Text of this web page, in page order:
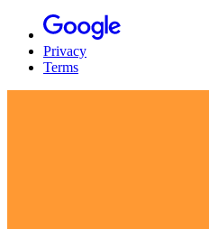
Privacy
Terms